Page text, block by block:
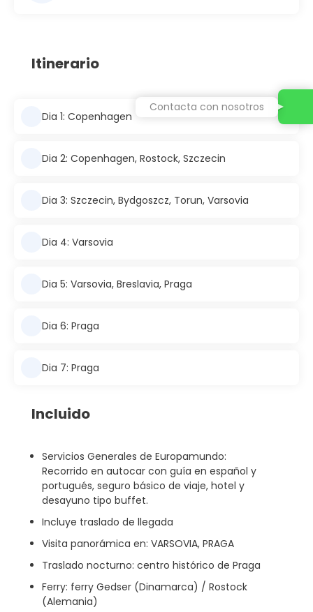
Itinerario
Dia 1: Copenhagen
Dia 2: Copenhagen, Rostock, Szczecin
Dia 3: Szczecin, Bydgoszcz, Torun, Varsovia
Dia 4: Varsovia
Dia 5: Varsovia, Breslavia, Praga
Dia 6: Praga
Dia 7: Praga
Incluido
Servicios Generales de Europamundo:
Recorrido en autocar con guía en español y
portugués, seguro básico de viaje, hotel y
desayuno tipo buffet.
Incluye traslado de llegada
Visita panorámica en: VARSOVIA, PRAGA
Traslado nocturno: centro histórico de Praga
Ferry: ferry Gedser (Dinamarca) / Rostock
(Alemania)
Contacta con nosotros